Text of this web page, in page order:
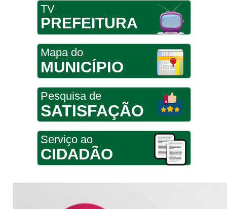
TV
PREFEITURA
Mapa do
MUNICÍPIO
Pesquisa de
SATISFAÇÃO
Serviço ao
CIDADÃO